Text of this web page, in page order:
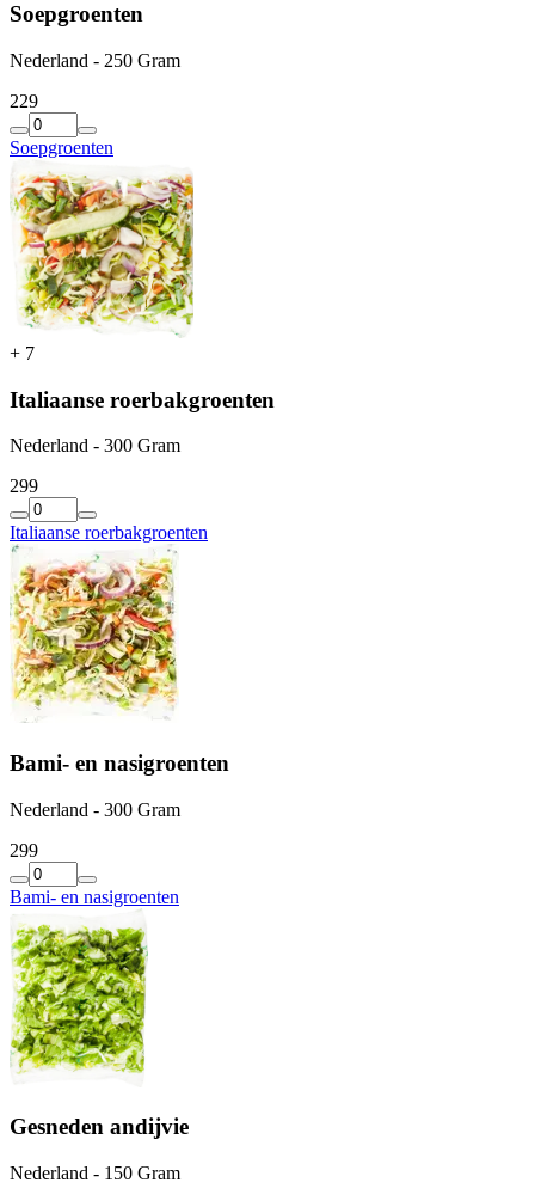
Soepgroenten
Nederland - 250 Gram
229
Soepgroenten
+ 7
Italiaanse roerbakgroenten
Nederland - 300 Gram
299
Italiaanse roerbakgroenten
Bami- en nasigroenten
Nederland - 300 Gram
299
Bami- en nasigroenten
Gesneden andijvie
Nederland - 150 Gram